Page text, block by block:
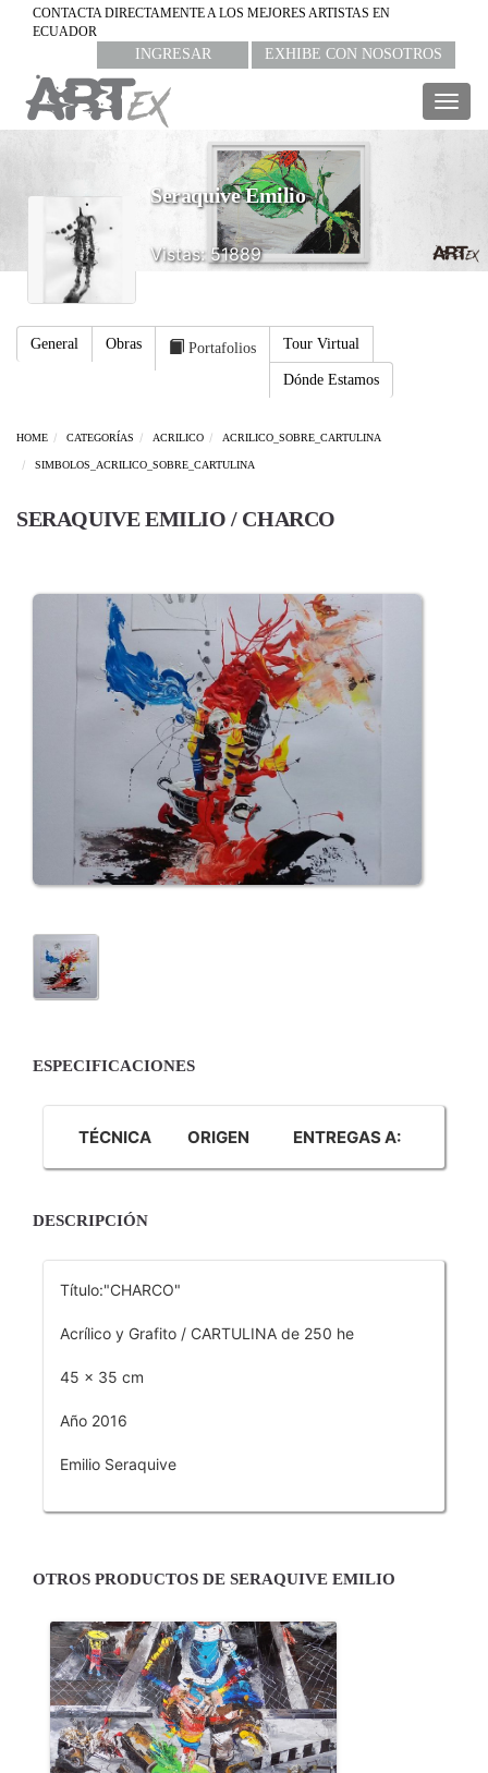
CONTACTA DIRECTAMENTE A LOS MEJORES ARTISTAS EN
ECUADOR
INGRESAR EXHIBE CON NOSOTROS
Seraquive Emilio
Vistas: 51889
General Obras Portafolios Tour Virtual
Dónde Estamos
HOME CATEGORÍAS ACRILICO ACRILICO_SOBRE_CARTULINA
SIMBOLOS_ACRILICO_SOBRE_CARTULINA
SERAQUIVE EMILIO / CHARCO
ESPECIFICACIONES
TÉCNICA ORIGEN ENTREGAS A:
DESCRIPCIÓN
Título:"CHARCO"
Acrílico y Grafito / CARTULINA de 250 he
45 x 35 cm
Año 2016
Emilio Seraquive
OTROS PRODUCTOS DE SERAQUIVE EMILIO